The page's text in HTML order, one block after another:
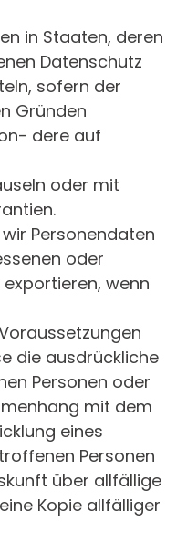
in Staaten, deren
Datenschutz
sofern der
Gründen
dere auf
oder mit
Personendaten
oder
wenn
die ausdrückliche
Personen oder
mit dem
eines
Personen
über allfällige
Kopie allfälliger